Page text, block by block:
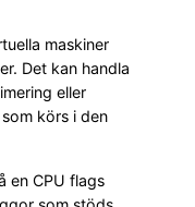
maskiner
Det kan handla
eller
körs i den
en CPU flags